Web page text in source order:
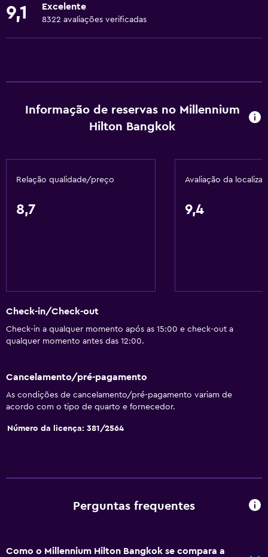
Armazém disponível
Vista para o rio
Sofá-cama
Quartos insonorizados
Instalações para reuniões/banquetes
Visitas guiadas
Acesso com cartão
Massagem de pés
Check-out expresso
9,1 Excelente
8322 avaliações verificadas
Informação de reservas no Millennium
Hilton Bangkok
Relação qualidade/preço
8,7
Avaliação da
9,4
Check-in/Check-out
Check-in a qualquer momento após as 15:00 e check-out a
qualquer momento antes das 12:00.
Cancelamento/pré-pagamento
As condições de cancelamento/pré-pagamento variam de
acordo com o tipo de quarto e fornecedor.
Número da licença: 381/2564
Perguntas frequentes
Como o Millennium Hilton Bangkok se compara a